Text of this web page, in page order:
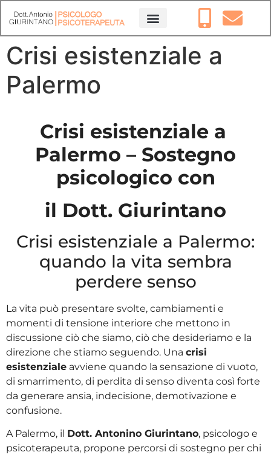
Crisi esistenziale a
Palermo
Crisi esistenziale a
Palermo – Sostegno
psicologico con
il Dott. Giurintano
Crisi esistenziale a Palermo:
quando la vita sembra
perdere senso
La vita può presentare svolte, cambiamenti e
momenti di tensione interiore che mettono in
discussione ciò che siamo, ciò che desideriamo e la
direzione che stiamo seguendo. Una crisi
esistenziale avviene quando la sensazione di vuoto,
di smarrimento, di perdita di senso diventa così forte
da generare ansia, indecisione, demotivazione e
confusione.
A Palermo, il Dott. Antonino Giurintano, psicologo e
psicoterapeuta, propone percorsi di sostegno per chi